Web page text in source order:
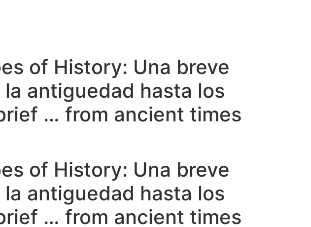
of History: Una breve
antiguedad hasta los
… from ancient times
of History: Una breve
antiguedad hasta los
… from ancient times